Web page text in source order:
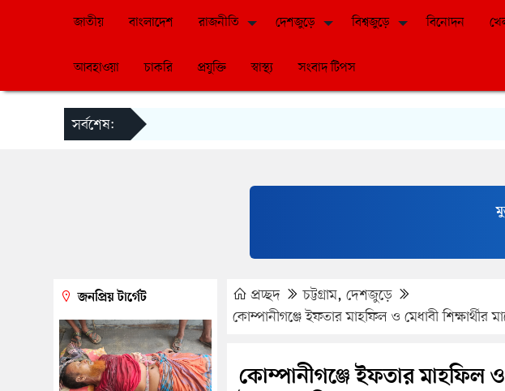
জাতীয় বাংলাদেশ রাজনীতি দেশজুড়ে বিশ্বজুড়ে বিনোদন
আবহাওয়া চাকরি প্রযুক্তি স্বাস্থ্য সংবাদ টিপস
সর্বশেষ:
প্রচ্ছদ চট্টগ্রাম, দেশজুড়ে
কোম্পানীগঞ্জে ইফতার মাহফিল ও মেধাবী শিক্ষার্থীর
কোম্পানীগঞ্জে ইফতার মাহফিল ও
জনপ্রিয় টার্গেট